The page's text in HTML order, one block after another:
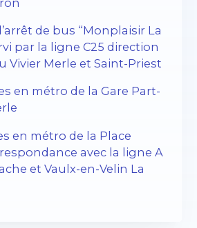
de bus “Monplaisir La
par la ligne C25 direction
Vivier Merle et Saint-Priest
en métro de la Gare Part-
en métro de la Place
avec la ligne A
et Vaulx-en-Velin La